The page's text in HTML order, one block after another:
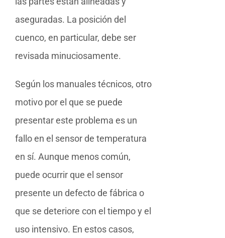
aseguradas. La posición del
cuenco, en particular, debe ser
revisada minuciosamente.
Según los manuales técnicos, otro
motivo por el que se puede
presentar este problema es un
fallo en el sensor de temperatura
en sí. Aunque menos común,
puede ocurrir que el sensor
presente un defecto de fábrica o
que se deteriore con el tiempo y el
uso intensivo. En estos casos,